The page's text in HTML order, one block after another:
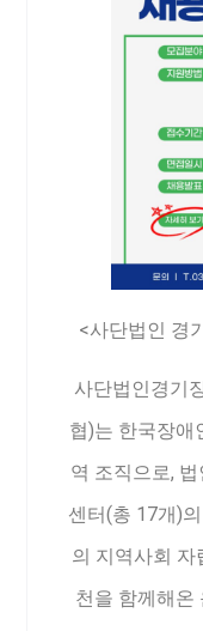
<사단법인 경
사단법인경기
협)는 한국장애
역 조직으로,
센터(총 17개)
의 지역사회 자
천을 함께해온